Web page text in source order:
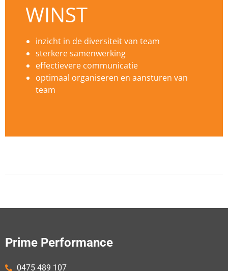
WINST
inzicht in de diversiteit van team
sterkere samenwerking
effectievere communicatie
optimaal organiseren en aansturen van
team
Prime Performance
0475 489 107